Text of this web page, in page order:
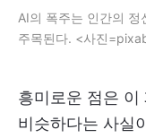
AI의 폭주는 인간의
주목된다. <사진
흥미로운 점은
비슷하다는 사실